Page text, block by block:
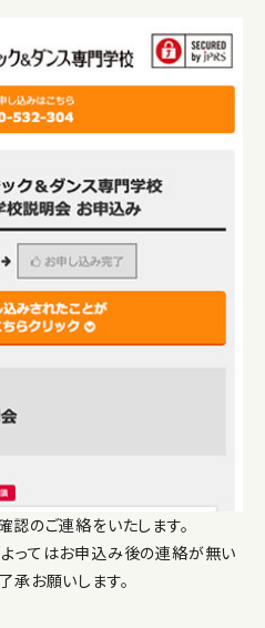
認のご連絡をいたします。
ってはお申込み後の連絡が無い
承お願いします。